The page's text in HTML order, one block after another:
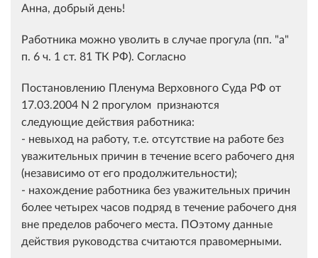
Анна, добрый день!
Работника можно уволить в случае прогула (пп. "а"
п. 6 ч. 1 ст. 81 ТК РФ). Согласно
Постановлению Пленума Верховного Суда РФ от
17.03.2004 N 2 прогулом признаются
следующие действия работника:
- невыход на работу, т.е. отсутствие на работе без
уважительных причин в течение всего рабочего дня
(независимо от его продолжительности);
- нахождение работника без уважительных причин
более четырех часов подряд в течение рабочего дня
вне пределов рабочего места. ПОэтому данные
действия руководства считаются правомерными.